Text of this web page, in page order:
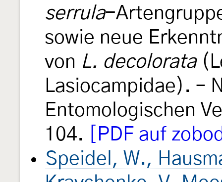
serrula-
sowie neue
von L. decolorata
Lasiocampidae). –
Entomologischen
104.
[PDF auf
Speidel, W.,